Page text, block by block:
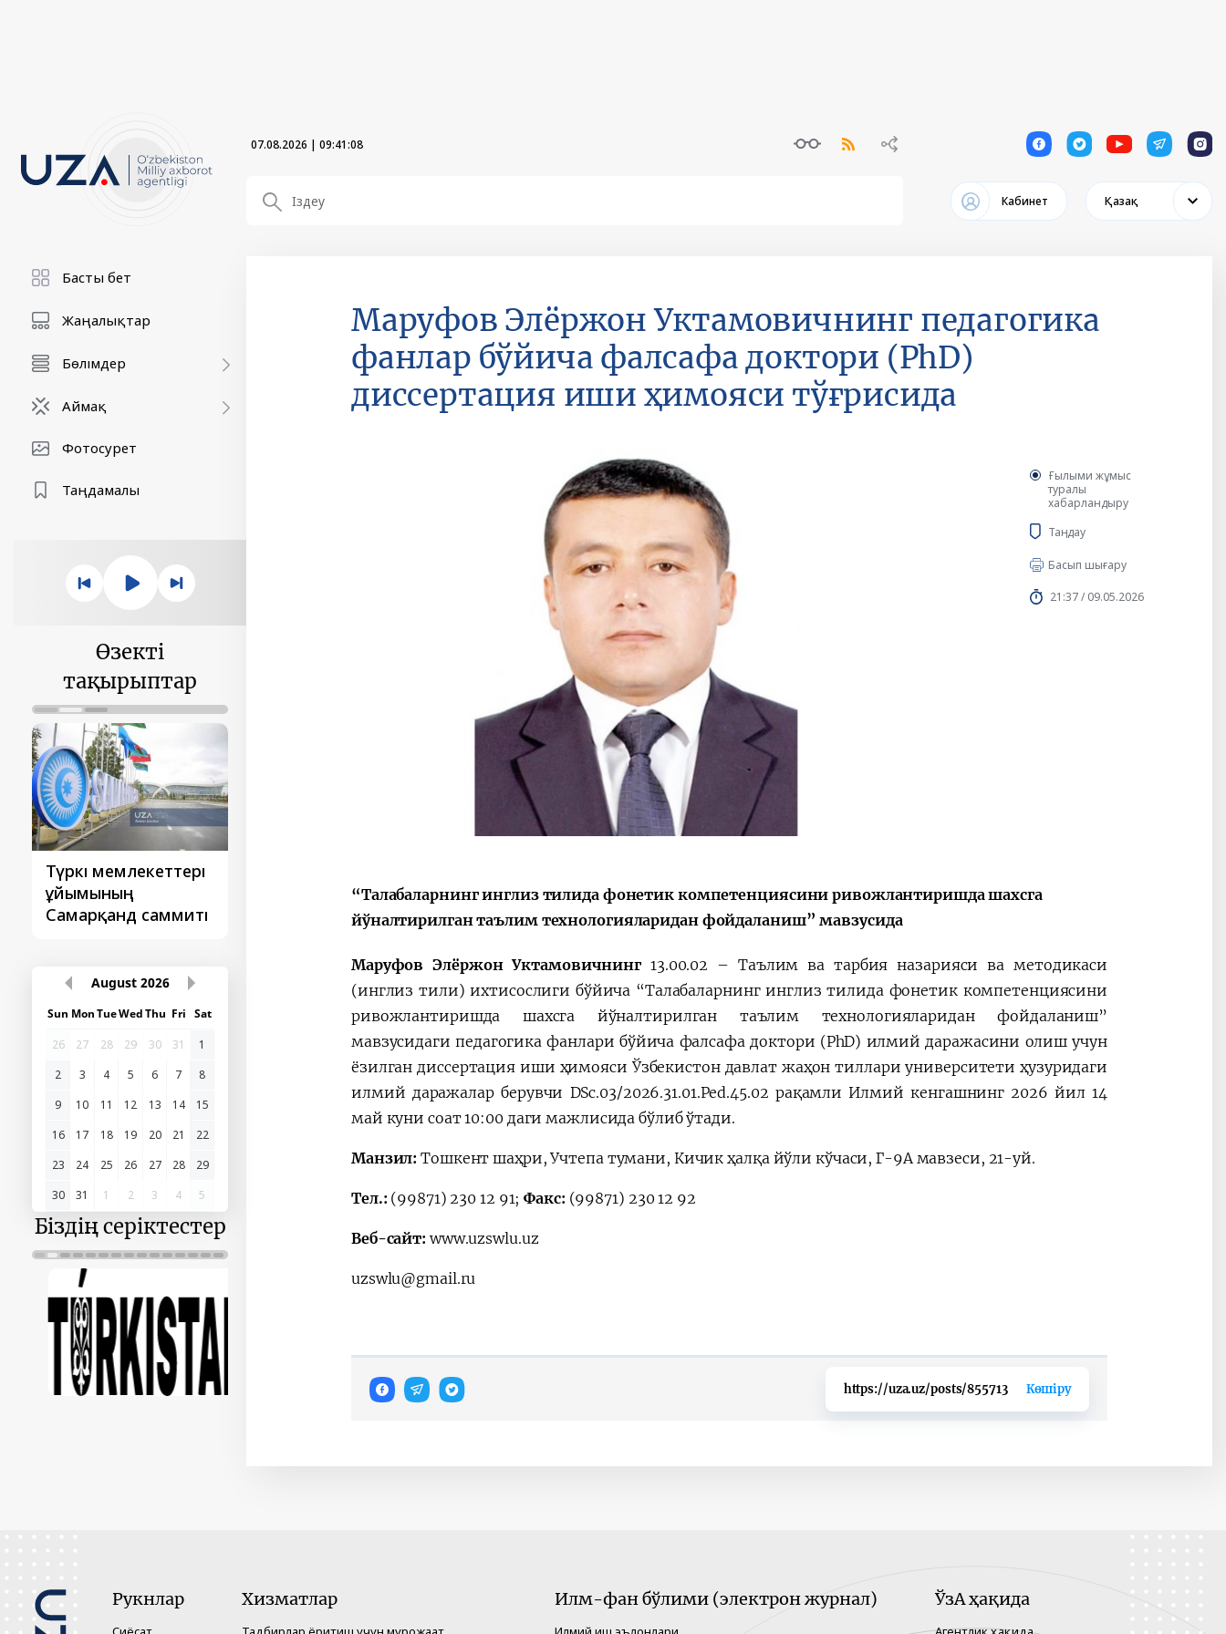
07.08.2026 | 09:41:08 1 1 1 1 1
Кабинет Қазақ
Басты бет
Жаңалықтар
Бөлімдер
Аймақ
Фотосурет
Таңдамалы
Өзекті
тақырыптар
Түркі мемлекеттері
ұйымының
Самарқанд саммиті
Қытай’ бірінші
August 2026
Sun MonTueWedThu Fri Sat
26
27 28 29 30 31
1
2
3 4 5 6 7
8
9
10 11 12 13 14
15
16
17 18 19 20 21
22
23
24 25 26 27 28
29
30
31 1 2 3 4 5
Біздің серіктестер
Маруфов Элёржон Уктамовичнинг педагогика
фанлар бўйича фалсафа доктори (PhD)
диссертация иши ҳимояси тўғрисида
Ғылыми жұмыс
туралы
хабарландыру
Таңдау
Басып шығару
21:37 / 09.05.2026
“Талабаларнинг инглиз тилида фонетик компетенциясини ривожлантиришда шахсга
йўналтирилган таълим технологияларидан фойдаланиш” мавзусида
Маруфов Элёржон Уктамовичнинг 13.00.02 – Таълим ва тарбия назарияси ва методикаси
(инглиз тили) ихтисослиги бўйича “Талабаларнинг инглиз тилида фонетик компетенциясини
ривожлантиришда шахсга йўналтирилган таълим технологияларидан фойдаланиш”
мавзусидаги педагогика фанлари бўйича фалсафа доктори (PhD) илмий даражасини олиш учун
ёзилгандиссертация иши ҳимояси Ўзбекистон давлат жаҳон тиллари университети ҳузуридаги
илмий даражалар берувчи DSc.03/2026.31.01.Ped.45.02 рақамли Илмий кенгашнинг 2026 йил 14
май куни соат 10:00 даги мажлисида бўлиб ўтади.
Манзил:Тошкент шаҳри, Учтепа тумани, Кичик ҳалқа йўли кўчаси, Г-9А мавзеси, 21-уй.
Тел.: (99871) 230 12 91;Факс: (99871) 230 12 92
Веб-сайт: www.uzswlu.uz
uzswlu@gmail.ru
https://uza.uz/posts/855713 Көшіру
Рукнлар Хизматлар Илм-фан бўлими (электрон журнал) ЎзА ҳақида